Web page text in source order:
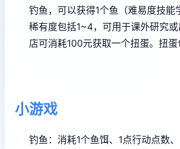
钓鱼，可以获得1个鱼（难易度技能
稀有度包括1~4，可用于课外研究或
店可消耗100元获取一个扭蛋。扭
小游戏
钓鱼：消耗1个鱼饵、1点行动点数